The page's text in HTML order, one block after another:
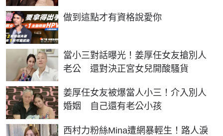
做到這點才有資格說愛你
PR
當小三對話曝光！姜厚任女友搶別人
老公 還對決正宮女兒開酸騷貨
姜厚任女友被爆當人小三！介入別人
婚姻 自己還有老公小孩
西村力粉絲Mina遭網暴輕生！路人淚